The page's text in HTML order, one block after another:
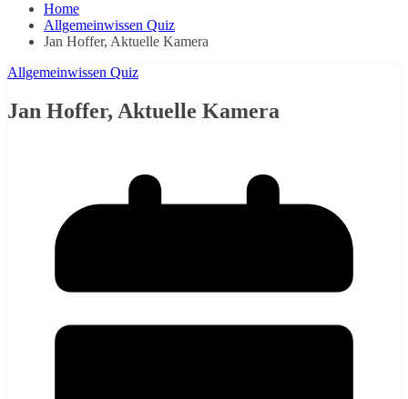
Home
Allgemeinwissen Quiz
Jan Hoffer, Aktuelle Kamera
Allgemeinwissen Quiz
Jan Hoffer, Aktuelle Kamera